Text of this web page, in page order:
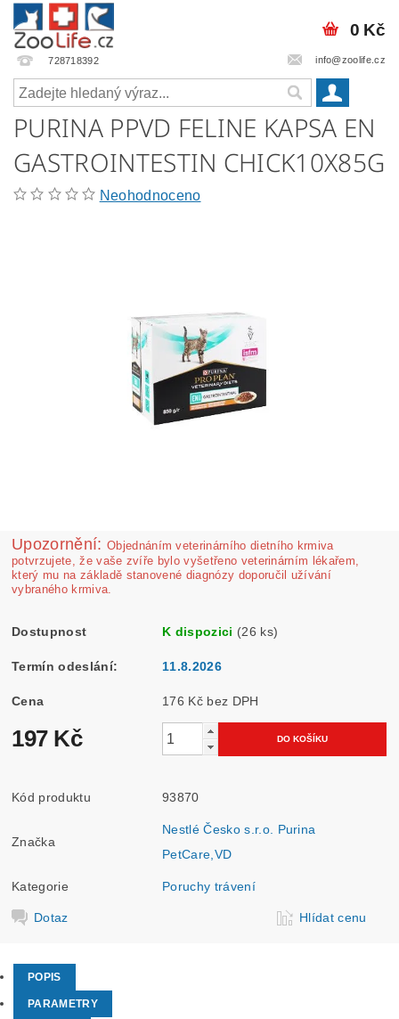
728718392 info@zoolife.cz
0 Kč
PURINA PPVD FELINE KAPSA EN
GASTROINTESTIN CHICK10X85G
Neohodnoceno
Upozornění: Ob­jednáním veterinárního dietního krmiva
potvrzujete, že vaše zvíře bylo vyšetřeno veterinárním lékařem,
který mu na základě stanovené diagnózy doporučil užívání
vybraného krmiva.
Dostupnost K dispozici (26 ks)
Termín odeslání: 11.8.2026
Cena 176 Kč bez DPH
197 Kč
Kód produktu 93870
Značka
Nestlé Česko s.r.o. Purina
PetCare,VD
Kategorie Poruchy trávení
Dotaz Hlídat cenu
POPIS
PARAMETRY